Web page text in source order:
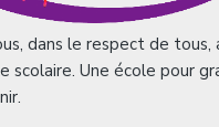
dans le respect de tous,
scolaire. Une école pour